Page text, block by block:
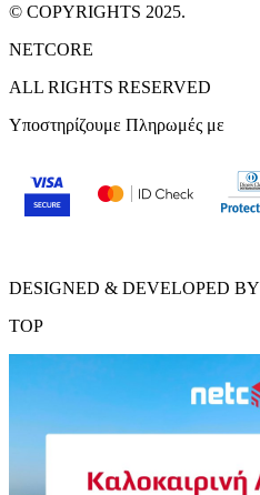
© COPYRIGHTS 2025.
NETCORE
ALL RIGHTS RESERVED
Υποστηρίζουμε Πληρωμές με
DESIGNED & DEVELOPED BY
TOP